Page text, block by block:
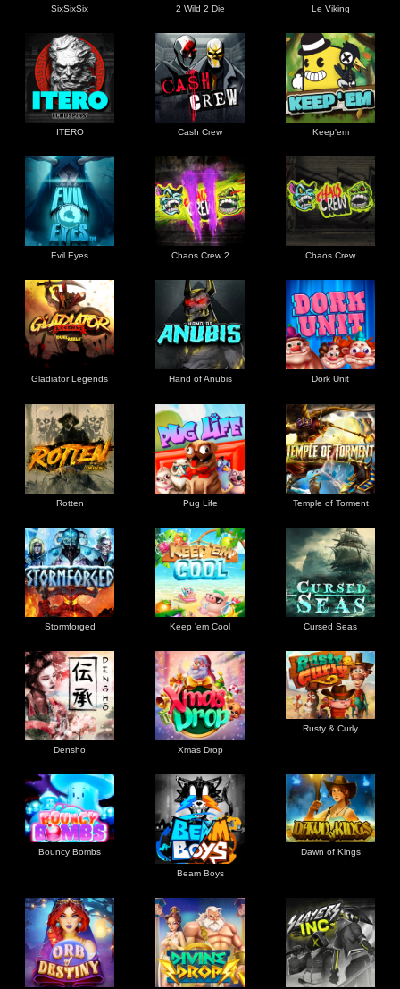
SixSixSix 2 Wild 2 Die Le Viking
ITERO Cash Crew Keep'em
Evil Eyes Chaos Crew 2 Chaos Crew
Gladiator Legends Hand of Anubis Dork Unit
Rotten Pug Life Temple of Torment
Stormforged Keep 'em Cool Cursed Seas
Densho Xmas Drop
Rusty & Curly
Bouncy Bombs
Beam Boys
Dawn of Kings